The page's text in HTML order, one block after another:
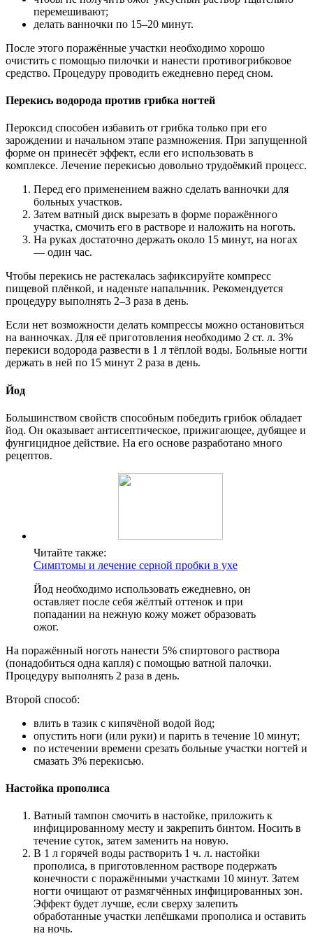
перемешивают;
делать ванночки по 15–20 минут.
После этого поражённые участки необходимо хорошо
очистить с помощью пилочки и нанести противогрибковое
средство. Процедуру проводить ежедневно перед сном.
Перекись водорода против грибка ногтей
Пероксид способен избавить от грибка только при его
зарождении и начальном этапе размножения. При запущенной
форме он принесёт эффект, если его использовать в
комплексе. Лечение перекисью довольно трудоёмкий процесс.
Перед его применением важно сделать ванночки для
больных участков.
Затем ватный диск вырезать в форме поражённого
участка, смочить его в растворе и наложить на ноготь.
На руках достаточно держать около 15 минут, на ногах
— один час.
Чтобы перекись не растекалась зафиксируйте компресс
пищевой плёнкой, и наденьте напальчник. Рекомендуется
процедуру выполнять 2–3 раза в день.
Если нет возможности делать компрессы можно остановиться
на ванночках. Для её приготовления необходимо 2 ст. л. 3%
перекиси водорода развести в 1 л тёплой воды. Больные ногти
держать в ней по 15 минут 2 раза в день.
Йод
Большинством свойств способным победить грибок обладает
йод. Он оказывает антисептическое, прижигающее, дубящее и
фунгицидное действие. На его основе разработано много
рецептов.
Читайте также:
Симптомы и лечение серной пробки в ухе
Йод необходимо использовать ежедневно, он
оставляет после себя жёлтый оттенок и при
попадании на нежную кожу может образовать
ожог.
На поражённый ноготь нанести 5% спиртового раствора
(понадобиться одна капля) с помощью ватной палочки.
Процедуру выполнять 2 раза в день.
Второй способ:
влить в тазик с кипячёной водой йод;
опустить ноги (или руки) и парить в течение 10 минут;
по истечении времени срезать больные участки ногтей и
смазать 3% перекисью.
Настойка прополиса
Ватный тампон смочить в настойке, приложить к
инфицированному месту и закрепить бинтом. Носить в
течение суток, затем заменить на новую.
В 1 л горячей воды растворить 1 ч. л. настойки
прополиса, в приготовленном растворе подержать
конечности с поражёнными участками 10 минут. Затем
ногти очищают от размягчённых инфицированных зон.
Эффект будет лучше, если сверху залепить
обработанные участки лепёшками прополиса и оставить
на ночь.